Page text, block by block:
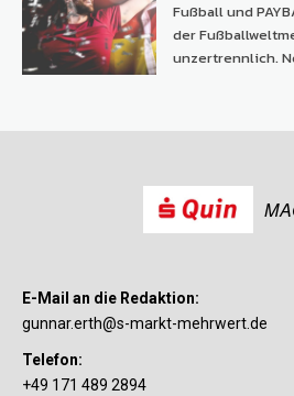
Fußball und
der
unzertrennlich.
E-Mail an die Redaktion:
gunnar.erth@s-markt-mehrwert.de
Telefon:
+49 171 489 2894